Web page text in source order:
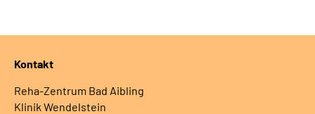
Kontakt
Reha-Zentrum Bad Aibling
Klinik Wendelstein